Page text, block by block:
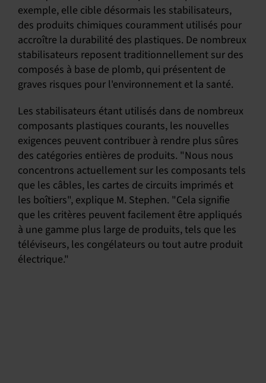
exemple, elle cible désormais les stabilisateurs,
des produits chimiques couramment utilisés pour
accroître la durabilité des plastiques. De nombreux
stabilisateurs reposent traditionnellement sur des
composés à base de plomb, qui présentent de
graves risques pour l'environnement et la santé.
Les stabilisateurs étant utilisés dans de nombreux
composants plastiques courants, les nouvelles
exigences peuvent contribuer à rendre plus sûres
des catégories entières de produits. "Nous nous
concentrons actuellement sur les composants tels
que les câbles, les cartes de circuits imprimés et
les boîtiers", explique M. Stephen. "Cela signifie
que les critères peuvent facilement être appliqués
à une gamme plus large de produits, tels que les
téléviseurs, les congélateurs ou tout autre produit
électrique."